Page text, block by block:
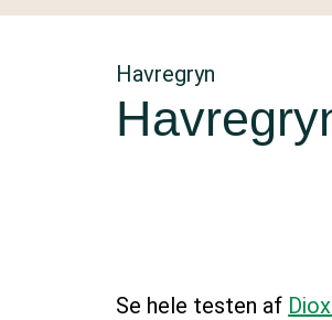
Havregryn
Se hele testen af